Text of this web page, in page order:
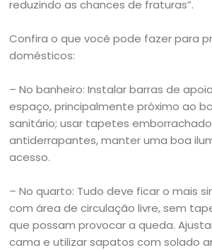
reduzindo as chances de fraturas”.
Confira o que você pode fazer para
domésticos:
– No banheiro: Instalar barras de
espaço, principalmente próximo ao
sanitário; usar tapetes
antiderrapantes, manter uma boa
acesso.
– No quarto: Tudo deve ficar o mais
com área de circulação livre, sem
que possam provocar a queda.
cama e utilizar sapatos com solado